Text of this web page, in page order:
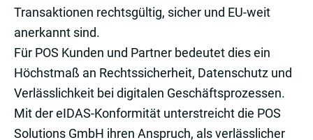
Transaktionen rechtsgültig, sicher und EU-weit
anerkannt sind.
Für POS Kunden und Partner bedeutet dies ein
Höchstmaß an Rechtssicherheit, Datenschutz und
Verlässlichkeit bei digitalen Geschäftsprozessen.
Mit der eIDAS-Konformität unterstreicht die POS
Solutions GmbH ihren Anspruch, als verlässlicher